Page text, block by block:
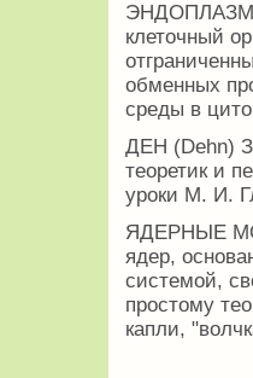
клеточный
обменных
среды в
ДЕН (Dehn)
теоретик и
уроки М. И.
ЯДЕРНЫЕ
ядер,
системой,
простому
капли,